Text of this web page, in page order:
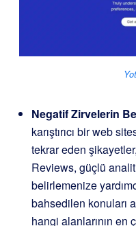
Negatif Zirvelerin
karıştırıcı bir web
tekrar eden
Reviews, güçlü
belirlemenize
bahsedilen konuları
hangi alanlarının en